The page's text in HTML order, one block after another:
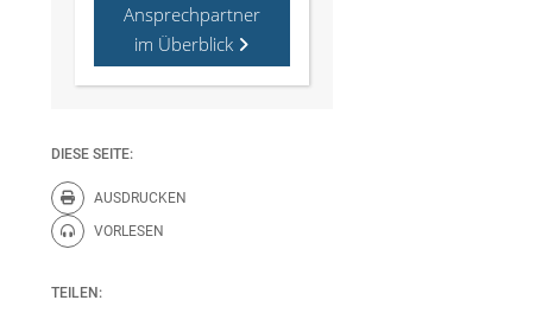
Ansprechpartner
im Überblick
DIESE SEITE:
AUSDRUCKEN
Diese Seite drucken.
VORLESEN
Diese Seite vorlesen.
TEILEN: